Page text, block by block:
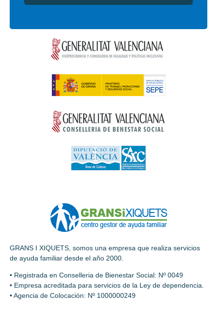
GRANS I XIQUETS, somos una empresa que realiza servicios
de ayuda familiar desde el año 2000.
• Registrada en Conselleria de Bienestar Social: Nº 0049
• Empresa acreditada para servicios de la Ley de dependencia.
• Agencia de Colocación: Nº 1000000249